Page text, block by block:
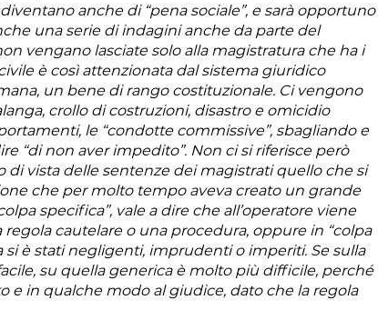
anche di “pena sociale”, e sarà opportuno
una serie di indagini anche da parte del
vengano lasciate solo alla magistratura che ha i
è così attenzionata dal sistema giuridico
un bene di rango costituzionale. Ci vengono
crollo di costruzioni, disastro e omicidio
le “condotte commissive”, sbagliando e
“di non aver impedito”. Non ci si riferisce però
di vista delle sentenze dei magistrati quello che si
che per molto tempo aveva creato un grande
specifica”, vale a dire che all’operatore viene
cautelare o una procedura, oppure in “colpa
si è stati negligenti, imprudenti o imperiti. Se sulla
su quella generica è molto più difficile, perché
e in qualche modo al giudice, dato che la regola